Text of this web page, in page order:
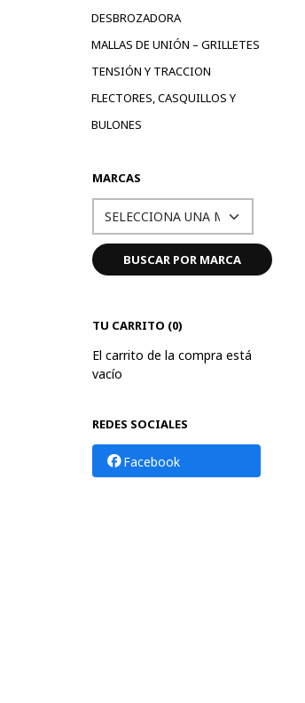
DESBROZADORA
MALLAS DE UNIÓN – GRILLETES
TENSIÓN Y TRACCION
FLECTORES, CASQUILLOS Y
BULONES
MARCAS
TU CARRITO (0)
El carrito de la compra está
vacío
REDES SOCIALES
Facebook